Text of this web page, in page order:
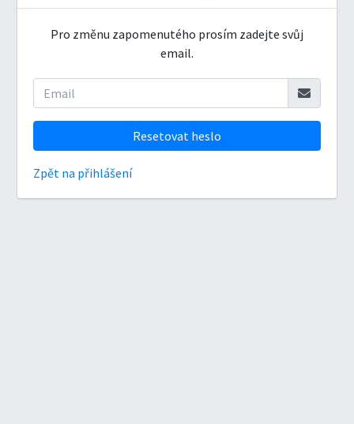
Pro změnu zapomenutého prosím zadejte svůj
email.
Resetovat heslo
Zpět na přihlášení